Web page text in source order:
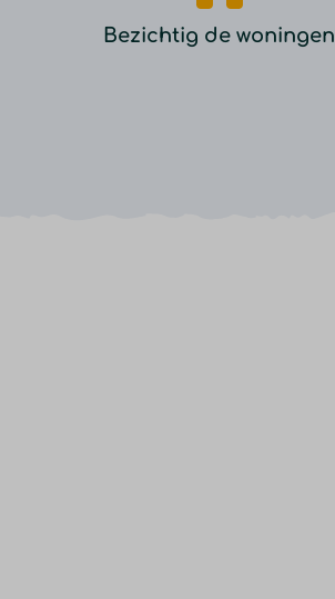
Bezichtig de woningen